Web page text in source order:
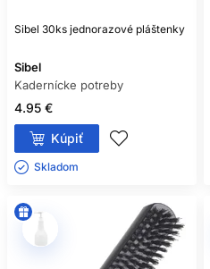
Sibel 30ks jednorazové pláštenky
Sibel
Kadernícke potreby
4.95 €
Kúpiť
Skladom ㅤ